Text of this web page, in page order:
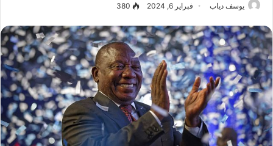
يوسف دياب فبراير 6, 2024 380